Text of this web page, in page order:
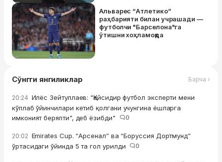
Альварес “Атлетико”
раҳбарияти билан учрашади —
футболчи "Барселона"га
ўтишни хоҳламоқда
Сўнгги янгиликлар Барча ›
20:24 Илёс Зейтуллаев: "Қайсидир футбол эксперти мени
кўплаб ўйинчилари кетиб қолгани учунгина ёшларга
имконият беряпти", деб ёзибди"
0
20:02 Emirates Cup. “Арсенал” ва “Боруссия Дортмунд”
ўртасидаги ўйинда 5 та гол урилди
0